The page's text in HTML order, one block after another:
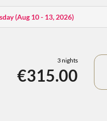
(Aug 10 - 13, 2026)
3 nights
€315.00